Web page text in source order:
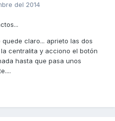
del 2014
claro... aprieto las dos
centralita y acciono el botón
hasta que pasa unos